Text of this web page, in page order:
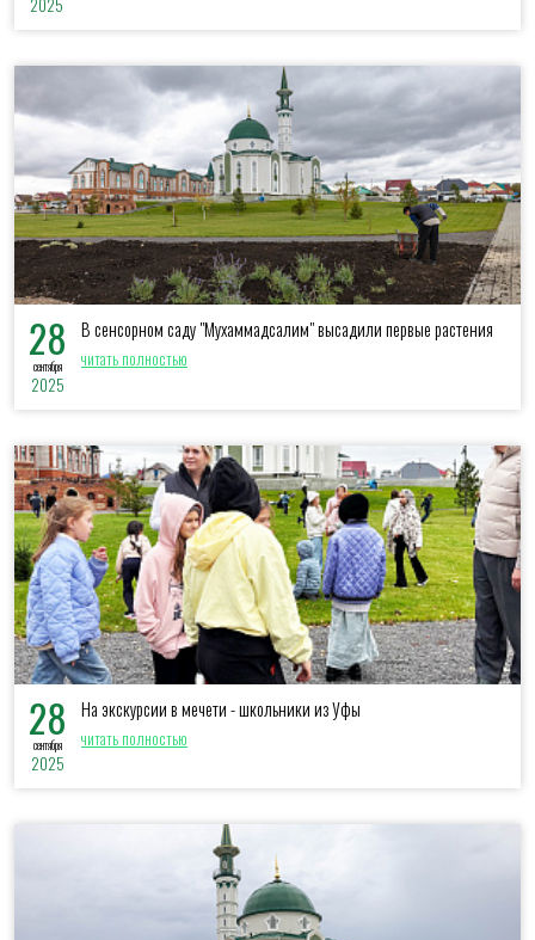
2025
28
сентября
2025
В сенсорном саду "Мухаммадсалим" высадили первые растения
читать полностью
28
сентября
2025
На экскурсии в мечети - школьники из Уфы
читать полностью